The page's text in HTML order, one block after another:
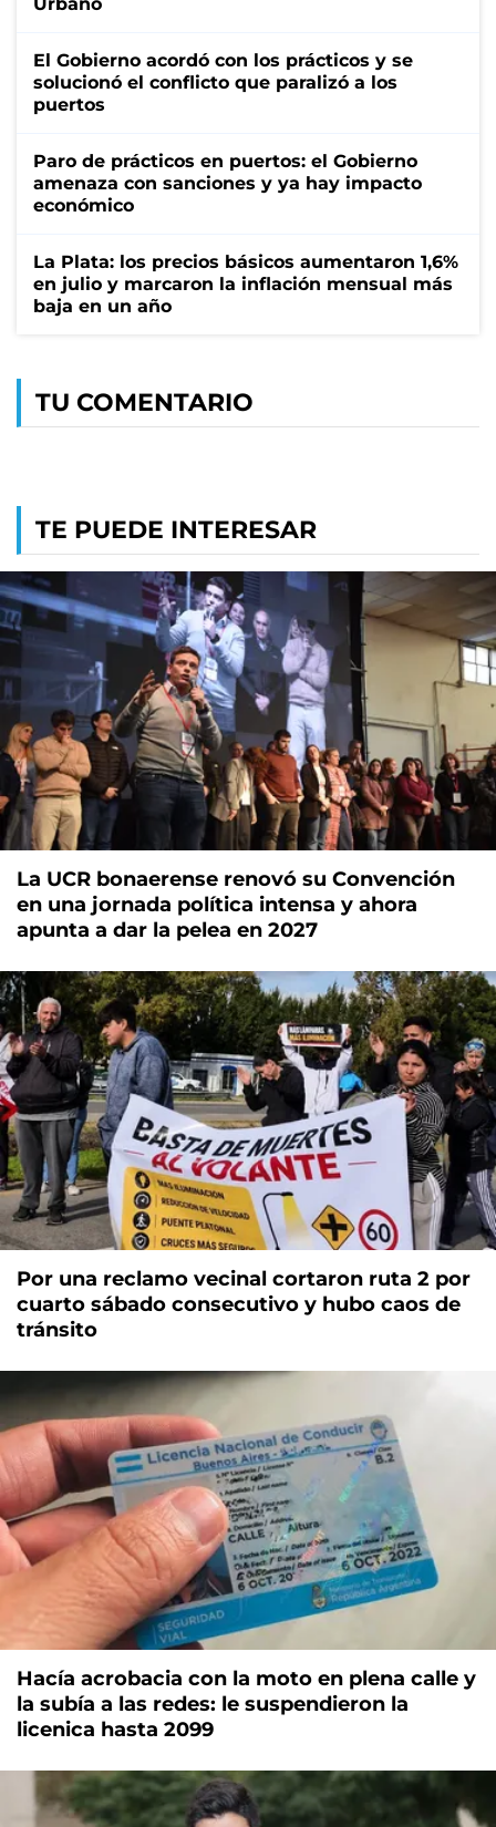
El Gobierno acordó con los prácticos y se
solucionó el conflicto que paralizó a los
puertos
Paro de prácticos en puertos: el Gobierno
amenaza con sanciones y ya hay impacto
económico
La Plata: los precios básicos aumentaron 1,6%
en julio y marcaron la inflación mensual más
baja en un año
TU COMENTARIO
TE PUEDE INTERESAR
La UCR bonaerense renovó su Convención
en una jornada política intensa y ahora
apunta a dar la pelea en 2027
Por una reclamo vecinal cortaron ruta 2 por
cuarto sábado consecutivo y hubo caos de
tránsito
Hacía acrobacia con la moto en plena calle y
la subía a las redes: le suspendieron la
licenica hasta 2099